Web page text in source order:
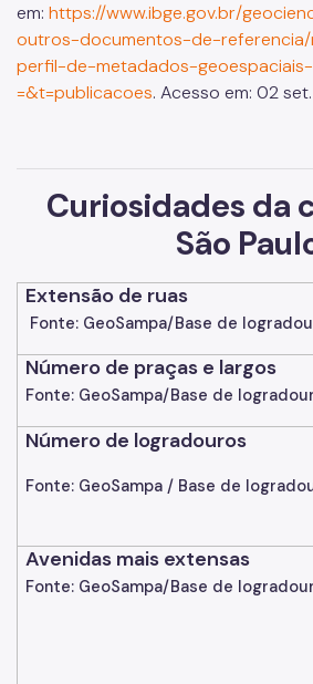
em: https://www.ibge.gov.br/
outros-documentos-de-referencia/
perfil-de-metadados-
=&t=publicacoes. Acesso em: 02
Curiosidades da
São
Extensão de ruas
Fonte: GeoSampa/Base de
Número de praças e largos
Fonte: GeoSampa/Base de
Número de logradouros
Fonte: GeoSampa / Base de
Avenidas mais extensas
Fonte: GeoSampa/Base de